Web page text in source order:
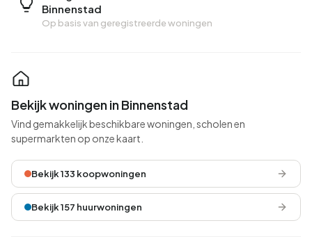
Binnenstad
Op basis van geregistreerde woningen
Bekijk woningen in Binnenstad
Vind gemakkelijk beschikbare woningen, scholen en
supermarkten op onze kaart.
Bekijk 133 koopwoningen
Bekijk 157 huurwoningen